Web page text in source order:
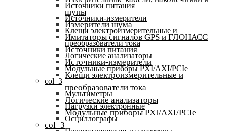
Источники питания
Источники-измерители
Клещи электроизмерительные и
преобразователи тока
Логические анализаторы
Модульные приборы PXI/AXI/PCIe
col_3
Мультиметры
Нагрузки электронные
Осциллографы
щупы
Измерители шума
Имитаторы сигналов GPS и ГЛОНАСС
Источники питания
Источники-измерители
Клещи электроизмерительные и
преобразователи тока
Логические анализаторы
Модульные приборы PXI/AXI/PCIe
col_3